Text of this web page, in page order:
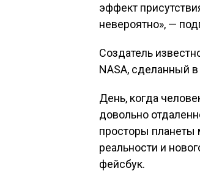
эффект
невероятно», —
Создатель
NASA, сделанный
День, когда
довольно
просторы планеты
реальности и
фейсбук.